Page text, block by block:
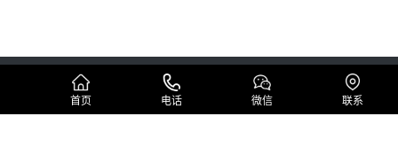
Copyright © 代办工资流水制作公司 版权所有 蜀ICP备19005296号
网站地图
首页
电话 微信 联系